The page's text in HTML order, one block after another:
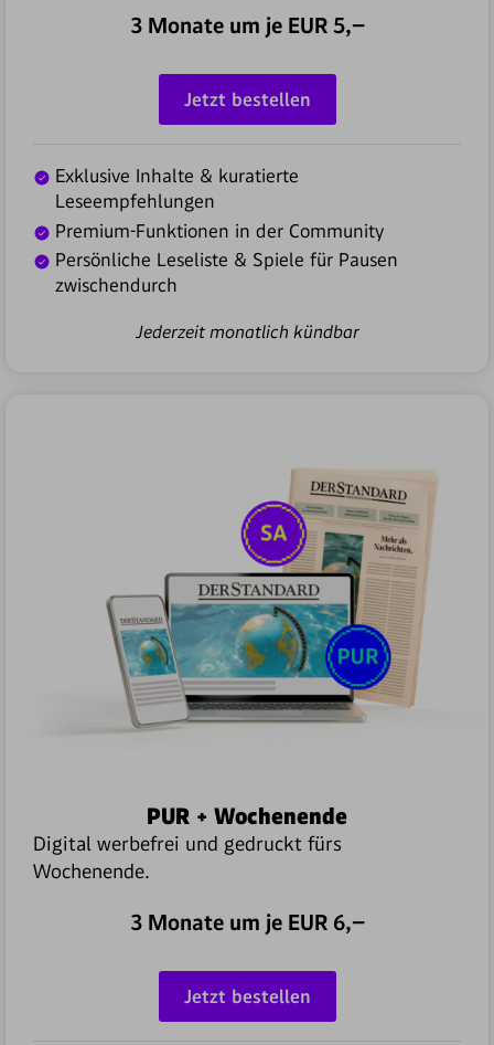
3 Monate um je EUR 5,–
Jetzt bestellen
Exklusive Inhalte & kuratierte
Leseempfehlungen
Premium-Funktionen in der Community
Persönliche Leseliste & Spiele für Pausen
zwischendurch
Jederzeit monatlich kündbar
PUR + Wochenende
Digital werbefrei und gedruckt fürs
Wochenende.
3 Monate um je EUR 6,–
Jetzt bestellen